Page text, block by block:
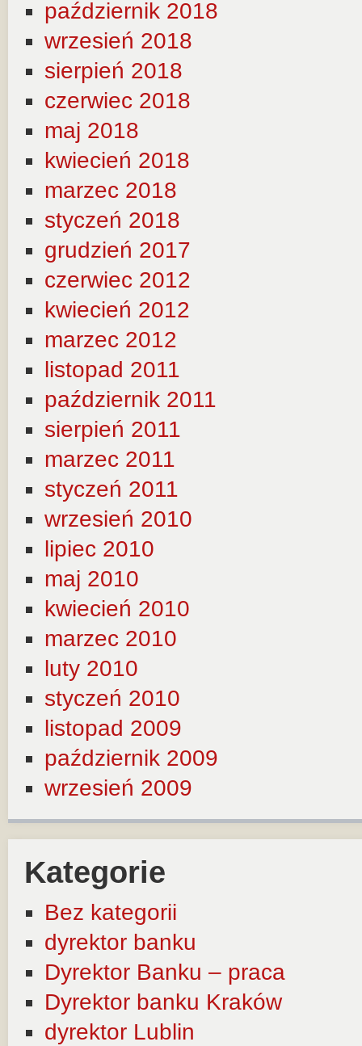
październik 2018
wrzesień 2018
sierpień 2018
czerwiec 2018
maj 2018
kwiecień 2018
marzec 2018
styczeń 2018
grudzień 2017
czerwiec 2012
kwiecień 2012
marzec 2012
listopad 2011
październik 2011
sierpień 2011
marzec 2011
styczeń 2011
wrzesień 2010
lipiec 2010
maj 2010
kwiecień 2010
marzec 2010
luty 2010
styczeń 2010
listopad 2009
październik 2009
wrzesień 2009
Kategorie
Bez kategorii
dyrektor banku
Dyrektor Banku – praca
Dyrektor banku Kraków
dyrektor Lublin